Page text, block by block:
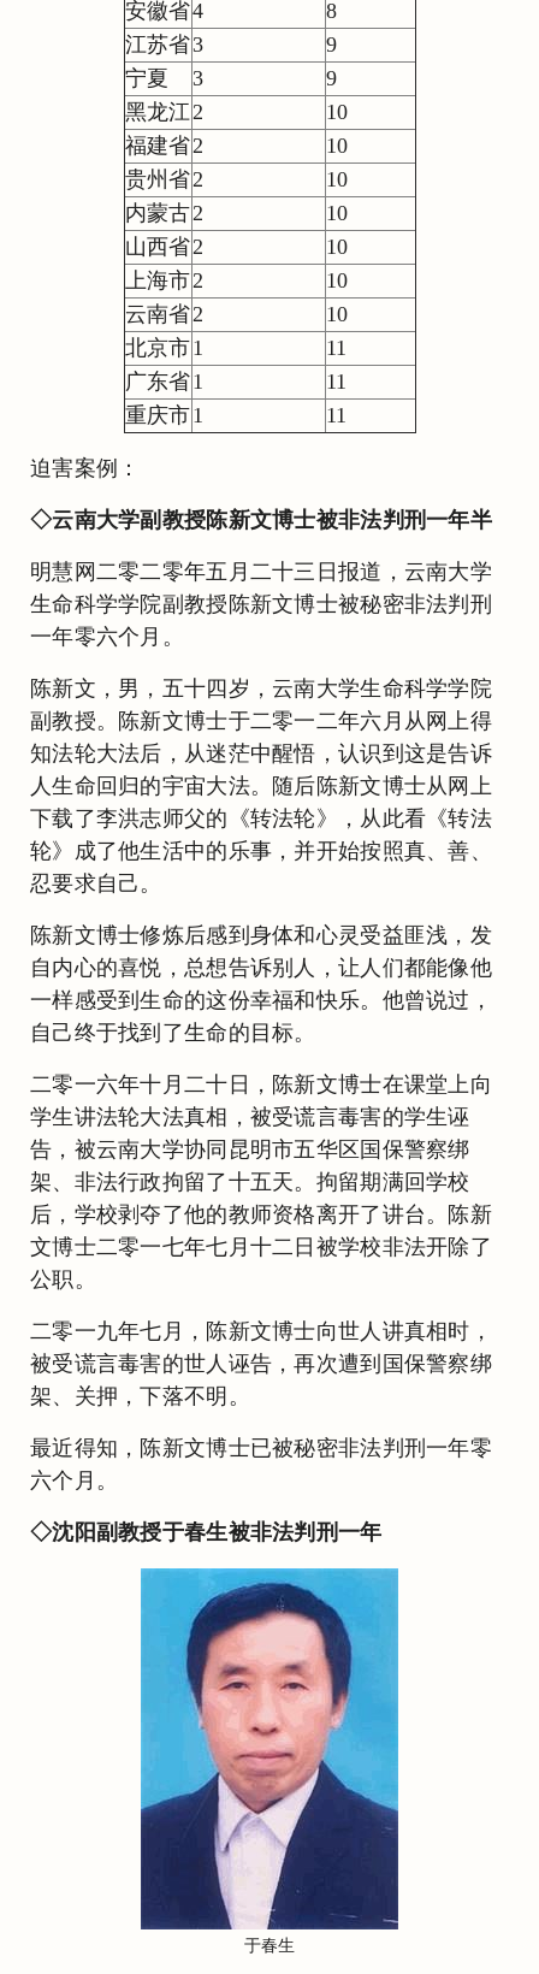
安徽省4
8
江苏省3
9
宁夏
3
9
黑龙江 2
10
福建省2
10
贵州省2
10
内蒙古2
10
山西省2
10
上海市2
10
云南省2
10
北京市1
11
广东省1
11
重庆市1 11
迫害案例：
◇云南大学副教授陈新文博士被非法判刑一年半
明慧网二零二零年五月二十三日报道，云南大学
生命科学学院副教授陈新文博士被秘密非法判刑
一年零六个月。
陈新文，男，五十四岁，云南大学生命科学学院
副教授。陈新文博士于二零一二年六月从网上得
知法轮大法后，从迷茫中醒悟，认识到这是告诉
人生命回归的宇宙大法。随后陈新文博士从网上
下载了李洪志师父的《转法轮》，从此看《转法
轮》成了他生活中的乐事，并开始按照真、善、
忍要求自己。
陈新文博士修炼后感到身体和心灵受益匪浅，发
自内心的喜悦，总想告诉别人，让人们都能像他
一样感受到生命的这份幸福和快乐。他曾说过，
自己终于找到了生命的目标。
二零一六年十月二十日，陈新文博士在课堂上向
学生讲法轮大法真相，被受谎言毒害的学生诬
告，被云南大学协同昆明市五华区国保警察绑
架、非法行政拘留了十五天。拘留期满回学校
后，学校剥夺了他的教师资格离开了讲台。陈新
文博士二零一七年七月十二日被学校非法开除了
公职。
二零一九年七月，陈新文博士向世人讲真相时，
被受谎言毒害的世人诬告，再次遭到国保警察绑
架、关押，下落不明。
最近得知，陈新文博士已被秘密非法判刑一年零
六个月。
◇沈阳副教授于春生被非法判刑一年
于春生